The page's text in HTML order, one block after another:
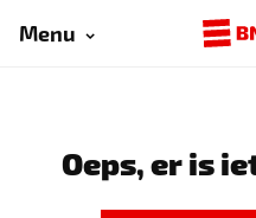
Menu
Oeps, er is